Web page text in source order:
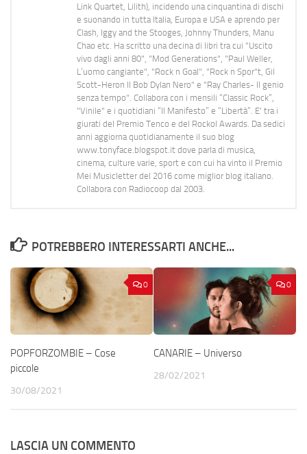
Link Quartet, Lilith), incidendo una cinquantina di dischi
e suonando in tutta Italia, Europa e USA e aprendo per
Clash, Iggy and the Stooges, Johnny Thunders, Manu
Chao etc. Ha scritto una decina di libri tra cui "Uscito
vivo dagli anni 80", "Mod Generations", "Paul Weller,
L’uomo cangiante", "Rock n Goal", "Rock n Spor"t, Gil
Scott-Heron Il Bob Dylan Nero" e "Ray Charles- Il genio
senza tempo". Collabora con i mensili “Classic Rock”,
"Vinile" e i quotidiani “Il Manifesto” e “Libertà”. E' tra i
giurati del Premio Tenco e del Rockol Awards. Da sedici
anni aggiorna quotidianamente il suo blog
www.tonyface.blogspot.it dove parla di musica,
cinema, culture varie, sport e con cui ha vinto il Premio
Mei Musicletter del 2016 come miglior blog italiano.
Collabora con Radiocoop dal 2003.
POTREBBERO INTERESSARTI ANCHE...
0
POPFORZOMBIE – Cose
piccole
30/08/2021
0
CANARIE – Universo
28/02/2021
LASCIA UN COMMENTO